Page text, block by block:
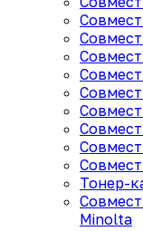
Тонер-
Minolta